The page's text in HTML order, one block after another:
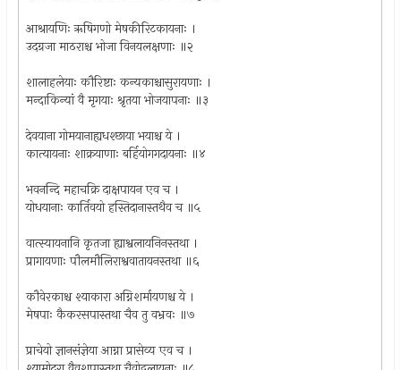
आश्रायणिः ऋषिगणो मेषकीरिटकायनाः ।
उदग्रजा माठराश्च भोजा विनयलक्षणाः ॥२
शालाहलेयाः कौरिष्टाः कन्यकाश्चासुरायणाः ।
मन्दाकिन्यां वै मृगयाः श्रृतया भोजयापनाः ॥३
देवयाना गोमयानाह्यधश्छाया भयाश्च ये ।
कात्यायनाः शाक्रयाणाः बर्हियोगगदायनाः ॥४
भवनन्दि महाचक्रि दाक्षपायन एव च ।
योधयानाः कार्तिवयो हस्तिदानास्तथैव च ॥५
वात्स्यायनानि कृतजा ह्याश्वलायनिनस्तथा ।
प्रागायणाः पौलमौलिराश्ववातायनस्तथा ॥६
कौवेरकाश्च श्याकारा अग्निशर्मायणश्च ये ।
मेषपाः कैकरसपास्तथा चैव तु वभ्रवः ॥७
प्राचेयो ज्ञानसंज्ञेया आग्ना प्रासेव्य एव च ।